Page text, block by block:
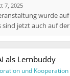
7, 2025
wurde
jetzt auch auf
als Lernbuddy
und Kooperation